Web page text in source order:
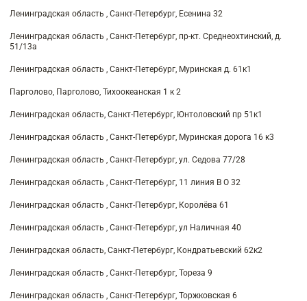
Ленинградская область , Санкт-Петербург, Есенина 32
Ленинградская область , Санкт-Петербург, пр-кт. Среднеохтинский, д.
51/13а
Ленинградская область , Санкт-Петербург, Муринская д. 61к1
Парголово, Парголово, Тихоокеанская 1 к 2
Ленинградская область, Санкт-Петербург, Юнтоловский пр 51к1
Ленинградская область , Санкт-Петербург, Муринская дорога 16 к3
Ленинградская область , Санкт-Петербург, ул. Седова 77/28
Ленинградская область , Санкт-Петербург, 11 линия В О 32
Ленинградская область , Санкт-Петербург, Королёва 61
Ленинградская область , Санкт-Петербург, ул Наличная 40
Ленинградская область, Санкт-Петербург, Кондратьевский 62к2
Ленинградская область , Санкт-Петербург, Тореза 9
Ленинградская область , Санкт-Петербург, Торжковская 6